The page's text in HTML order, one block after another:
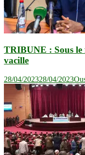
TRIBUNE : Sous le
vacille
28/04/202328/04/2023